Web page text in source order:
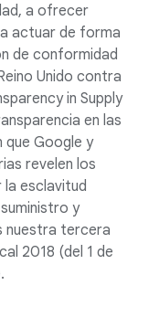
a ofrecer
actuar de forma
de conformidad
Unido contra
in Supply
en las
que Google y
revelen los
esclavitud
y
nuestra tercera
2018 (del 1 de